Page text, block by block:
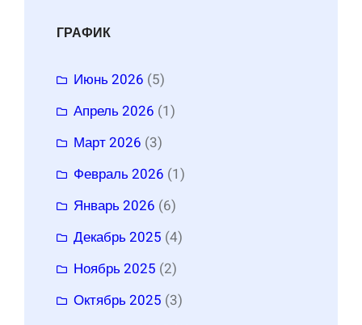
ГРАФИК
Июнь 2026 (5)
Апрель 2026 (1)
Март 2026 (3)
Февраль 2026 (1)
Январь 2026 (6)
Декабрь 2025 (4)
Ноябрь 2025 (2)
Октябрь 2025 (3)